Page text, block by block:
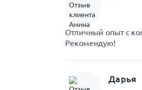
Отличный опыт с
Рекомендую!
Дарья